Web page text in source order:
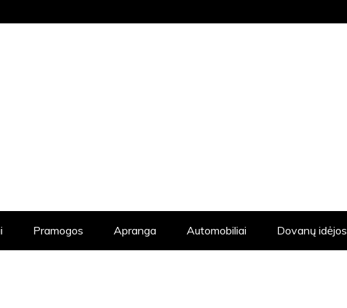
Pramogos Apranga Automobiliai Dovanų idėjos